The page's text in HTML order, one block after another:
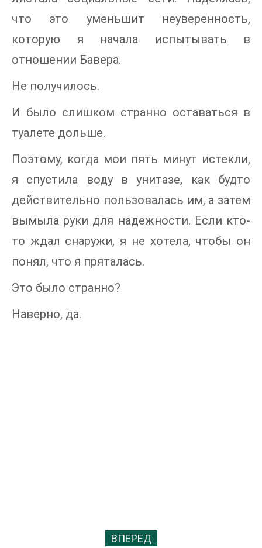
что это уменьшит неуверенность,
которую я начала испытывать в
отношении Бавера.
Не получилось.
И было слишком странно оставаться в
туалете дольше.
Поэтому, когда мои пять минут истекли,
я спустила воду в унитазе, как будто
действительно пользовалась им, а затем
вымыла руки для надежности. Если кто-
то ждал снаружи, я не хотела, чтобы он
понял, что я пряталась.
Это было странно?
Наверно, да.
ВПЕРЕД